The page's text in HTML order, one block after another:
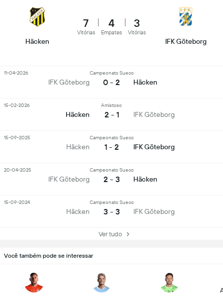
Häcken
7
Vitórias
4
Empates
3
Vitórias
IFK Göteborg
IFK Göteborg
Campeonato Sueco
0 - 2 Häcken
11-04-2026
Häcken
Amistoso
2 - 1 IFK Göteborg
15-02-2026
Häcken
Campeonato Sueco
1 - 2 IFK Göteborg
15-09-2025
IFK Göteborg
Campeonato Sueco
2 - 3 Häcken
20-04-2025
Häcken
Campeonato Sueco
3 - 3 IFK Göteborg
15-09-2024
Ver tudo
Você também pode se interessar